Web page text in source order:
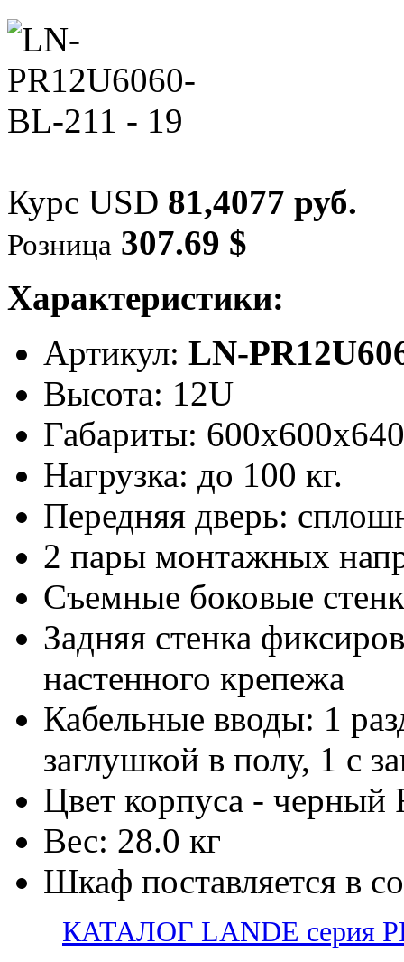
Курс USD 81,4077 руб.
Розница 307.69 $
Характеристики:
Артикул: LN-
Высота: 12U
Габариты:
Нагрузка: до 100 кг.
Передняя дверь:
2 пары монтажных
Съемные боковые
Задняя стенка
настенного крепежа
Кабельные вводы: 1
заглушкой в полу, 1 с
Цвет корпуса - черный
Вес: 28.0 кг
Шкаф поставляется в
КАТАЛОГ LANDE серия